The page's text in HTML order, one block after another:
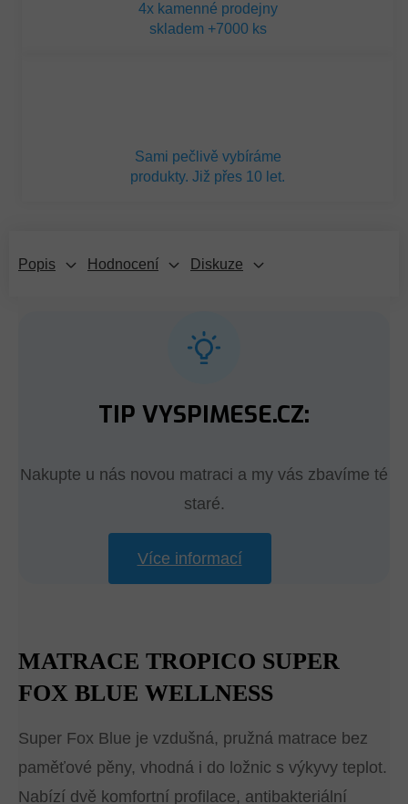
4x kamenné prodejny
skladem +7000 ks
Sami pečlivě vybíráme
produkty. Již přes 10 let.
Popis Hodnocení Diskuze
TIP VYSPIMESE.CZ:
Nakupte u nás novou matraci a my vás zbavíme té
staré.
Více informací
MATRACE TROPICO SUPER
FOX BLUE WELLNESS
Super Fox Blue je vzdušná, pružná matrace bez
paměťové pěny, vhodná i do ložnic s výkyvy teplot.
Nabízí dvě komfortní profilace, antibakteriální